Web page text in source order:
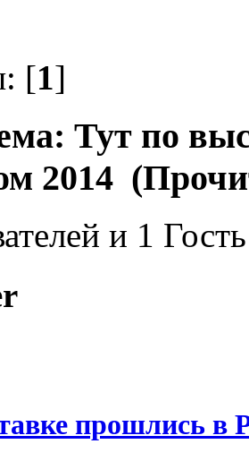
[1]
Тут по
2014
и 1
прошлись в